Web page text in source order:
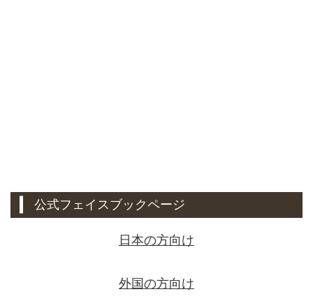
公式フェイスブックページ
日本の方向け
外国の方向け